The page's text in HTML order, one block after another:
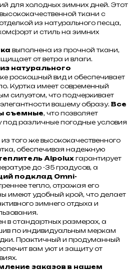
для холодных зимних дней. Этот
ткани с
из натурального песца,
и стиль на зимних
выполнена из прочной ткани,
от ветра и влаги.
натурального
роскошный вид и обеспечивает
Куртка имеет современный
силуэтом, что подчеркивает
вашему образу. Все
съемные, что позволяет
под различные погодные условия
из того же высококачественного
обеспечивая надежную
Alpolux гарантирует
до -35 градусов, а
подклад Omni-
тепло, отражая его
имеют удобный крой, что делает
зимнего отдыха и
в стандартных размерах, а
по индивидуальным меркам
Практичный и продуманный
вам уют и защиту от
заказов в нашем